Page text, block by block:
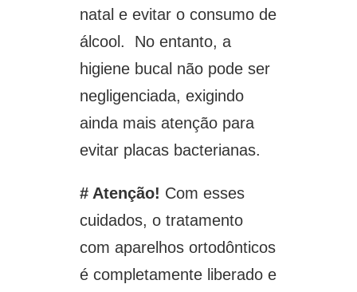
natal e evitar o consumo de
álcool. No entanto, a
higiene bucal não pode ser
negligenciada, exigindo
ainda mais atenção para
evitar placas bacterianas.
# Atenção! Com esses
cuidados, o tratamento
com aparelhos ortodônticos
é completamente liberado e